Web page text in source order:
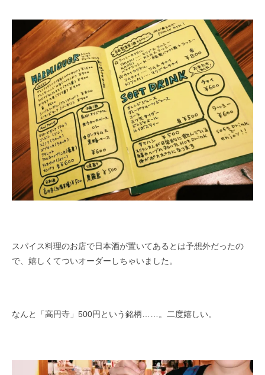
スパイス料理のお店で日本酒が置いてあるとは予想外だったの
で、嬉しくてついオーダーしちゃいました。
なんと「高円寺」500円という銘柄……。二度嬉しい。